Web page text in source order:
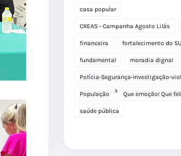
casa popular
CREAS - Campanha Agosto Lilás
financeira fortalecimento do
fundamental moradia digna!
Polícia-Segurança-Investigação-
Polícia Militar-delegacia
População Que emoção! Que
saúde pública